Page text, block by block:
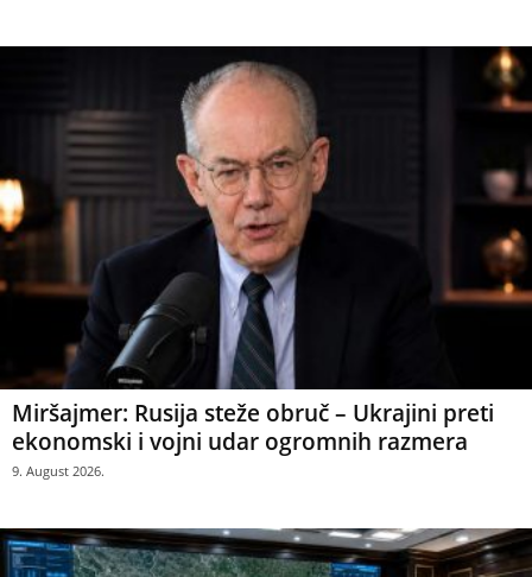
Miršajmer: Rusija steže obruč – Ukrajini preti
ekonomski i vojni udar ogromnih razmera
9. August 2026.